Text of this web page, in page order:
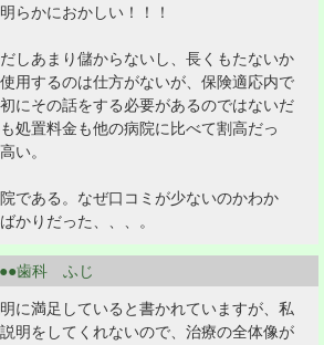
らかにおかしい！！！
しあまり儲からないし、長くもたないか
用するのは仕方がないが、保険適応内で
にその話をする必要があるのではないだ
処置料金も他の病院に比べて割高だっ
い。
である。なぜ口コミが少ないのかわか
かりだった、、、。
歯科 ふじ
に満足していると書かれていますが、私
明をしてくれないので、治療の全体像が